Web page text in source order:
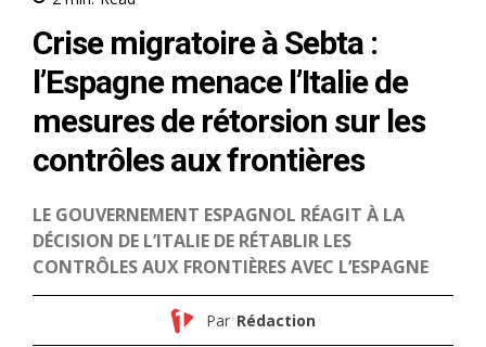
S'ABONNER MAINTENANT
Insight Publications
À propos
Formules d’abonnement